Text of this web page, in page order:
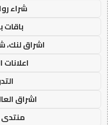
شراء
باقات
اشراق لنك،
اعلانات
اشراق
منتدى